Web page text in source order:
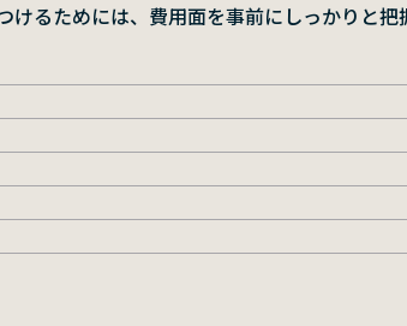
るためには、費用面を事前にしっかりと把